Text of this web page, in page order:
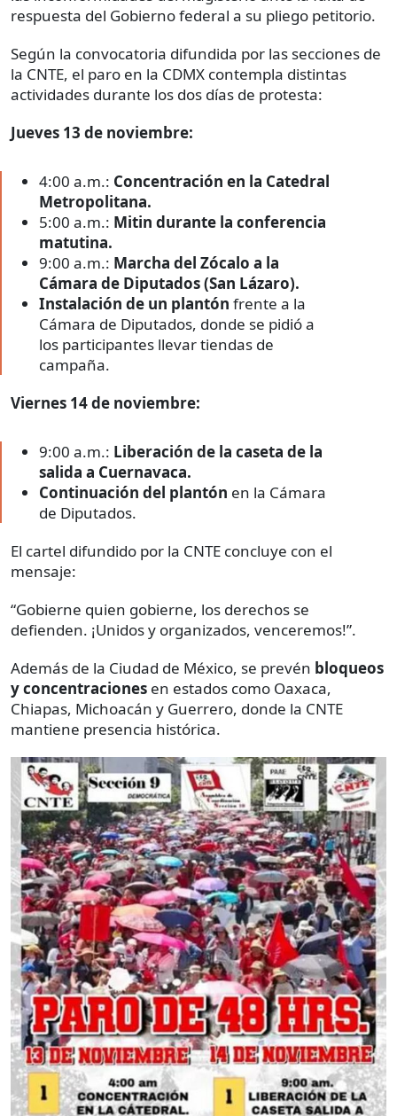
respuesta del Gobierno federal a su pliego petitorio.
Según la convocatoria difundida por las secciones de
la CNTE, el paro en la CDMX contempla distintas
actividades durante los dos días de protesta:
Jueves 13 de noviembre:
4:00 a.m.: Concentración en la Catedral
Metropolitana.
5:00 a.m.: Mitin durante la conferencia
matutina.
9:00 a.m.: Marcha del Zócalo a la
Cámara de Diputados (San Lázaro).
Instalación de un plantón frente a la
Cámara de Diputados, donde se pidió a
los participantes llevar tiendas de
campaña.
Viernes 14 de noviembre:
9:00 a.m.: Liberación de la caseta de la
salida a Cuernavaca.
Continuación del plantón en la Cámara
de Diputados.
El cartel difundido por la CNTE concluye con el
mensaje:
“Gobierne quien gobierne, los derechos se
defienden. ¡Unidos y organizados, venceremos!”.
Además de la Ciudad de México, se prevén bloqueos
y concentraciones en estados como Oaxaca,
Chiapas, Michoacán y Guerrero, donde la CNTE
mantiene presencia histórica.